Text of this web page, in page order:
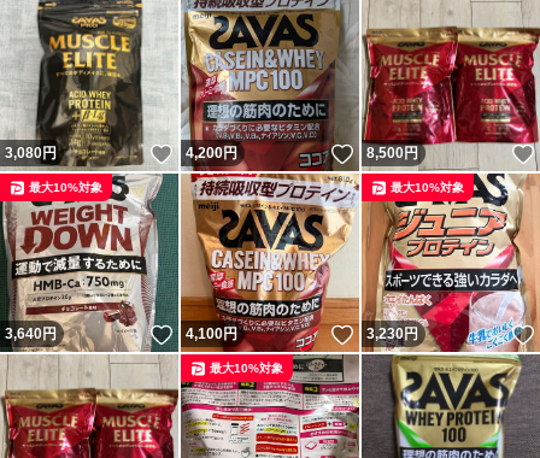
3,080円 いいね！
4,200円 いいね！
8,500円
3,640円 いいね！
最大10%対象
4,100円 いいね！
3,230円
最大10%対象
最大10%対象